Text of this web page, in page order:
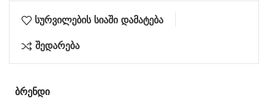
სურვილების სიაში დამატება
შედარება
ᲑᲠᲔᲜᲓᲘ